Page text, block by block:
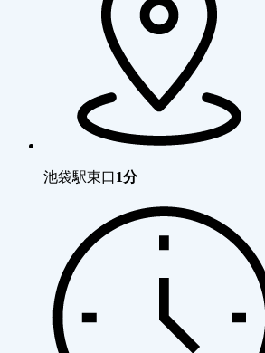
池袋駅東口1分